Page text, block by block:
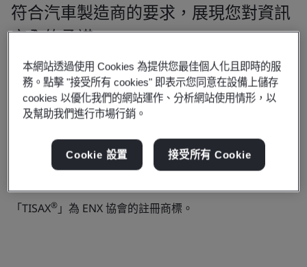
符合汽車製造商的要求，展現您對資訊
安全的承諾。
隨著數以千計的合作夥伴之間資料交換日益頻繁，資訊安全
已成為全球汽車產業維繫供應鏈信任的核心。
TISAX®（Trusted Information Security Assessment
Exchange）以國際標準 ISO/IEC 27001 資訊安全管理系統
為基礎，提供全球一致且廣受認可的資訊安全評估機制，協
「TISAX® 」為 ENX 協會的註冊商標。
本網站透過使用 Cookies 為提供您最佳個人化且即時的服
務。點擊 "接受所有 cookies" 即表示您同意在設備上儲存
cookies 以優化我們的網站運作、分析網站使用情形，以
及幫助我們進行市場行銷。
Cookie 設置 接受所有 Cookie